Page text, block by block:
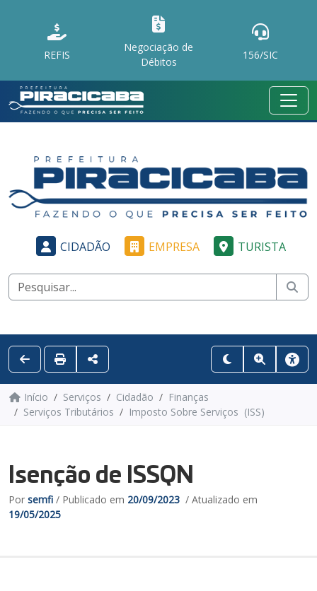
REFIS
Negociação de
Débitos
156/SIC
CIDADÃO EMPRESA TURISTA
Início Serviços Cidadão
Finanças
Serviços Tributários
Imposto Sobre Serviços (ISS)
Isenção de ISSQN
Por semfi / Publicado em 20/09/2023 / Atualizado em
19/05/2025